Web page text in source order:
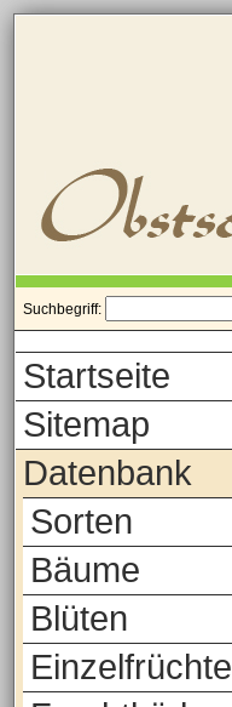
Suchbegriff:
Startseite
Sitemap
Datenbank
Sorten
Bäume
Blüten
Einzelfrüchte